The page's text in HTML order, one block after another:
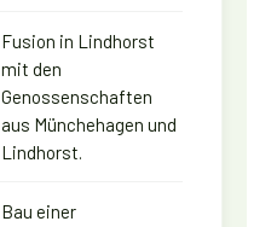
Fusion in Lindhorst
mit den
Genossenschaften
aus Münchehagen und
Lindhorst.
Bau einer